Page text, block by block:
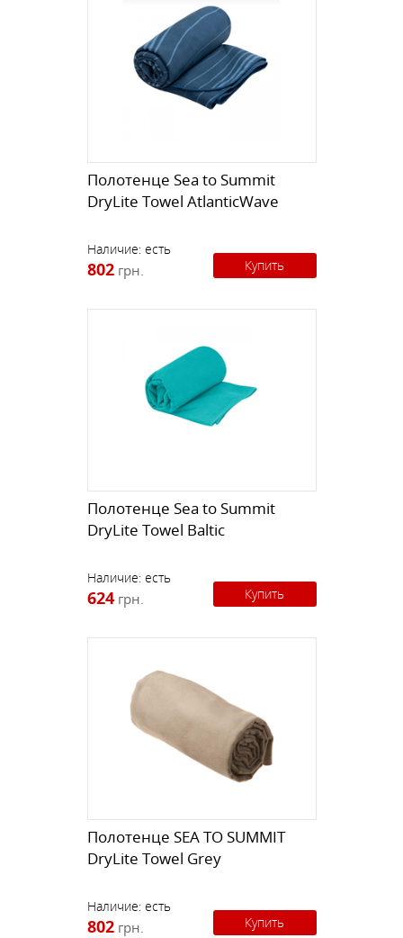
Полотенце Sea to Summit
DryLite Towel AtlanticWave
Наличие: есть
802 грн. Купить
Полотенце Sea to Summit
DryLite Towel Baltic
Наличие: есть
624 грн. Купить
Полотенце SEA TO SUMMIT
DryLite Towel Grey
Наличие: есть
802 грн. Купить